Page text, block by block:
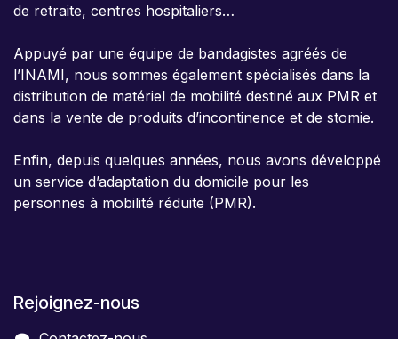
de retraite, centres hospitaliers…
Appuyé par une équipe de bandagistes agréés de
l’INAMI, nous sommes également spécialisés dans la
distribution de matériel de mobilité destiné aux PMR et
dans la vente de produits d’incontinence et de stomie.
Enfin, depuis quelques années, nous avons développé
un service d’adaptation du domicile pour les
personnes à mobilité réduite (PMR).
Rejoignez-nous